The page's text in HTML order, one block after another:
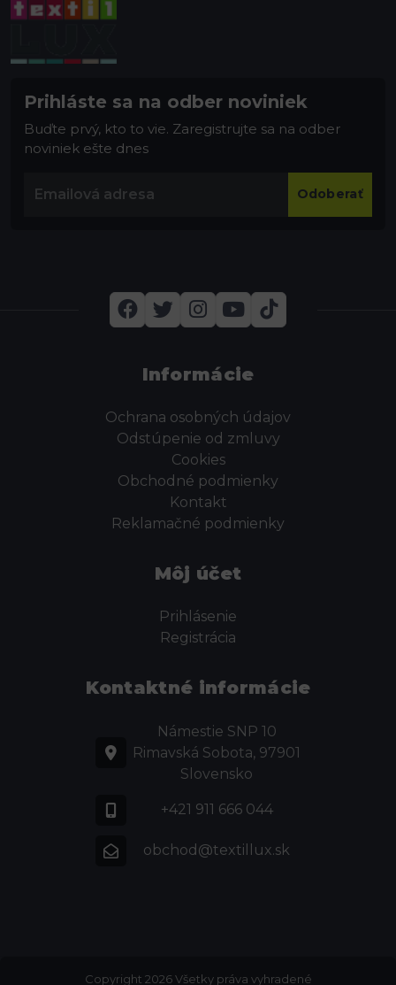
Prihláste sa na odber noviniek
Buďte prvý, kto to vie. Zaregistrujte sa na odber
noviniek ešte dnes
Odoberať
Informácie
Ochrana osobných údajov
Odstúpenie od zmluvy
Cookies
Obchodné podmienky
Kontakt
Reklamačné podmienky
Môj účet
Prihlásenie
Registrácia
Kontaktné informácie
Námestie SNP 10
Rimavská Sobota, 97901
Slovensko
+421 911 666 044
obchod@textillux.sk
Copyright 2026 Všetky práva vyhradené